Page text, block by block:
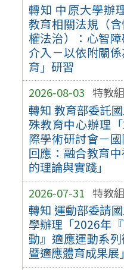
轉知 中原大學辦
教育相關法規（
權法治）：心智
介入－以依附關
育」研習
2026-08-03 特教組
轉知 教育部委託
殊教育中心辦理
際學術研討會－
回應：融合教育
的理論與實踐」
2026-07-31 特教組
轉知 運動部委請
學辦理「2026年
動』適應運動系
暨適應體育成果展」